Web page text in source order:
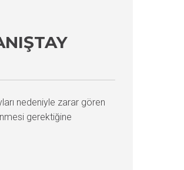
nedeniyle zarar gören
gerektiğine